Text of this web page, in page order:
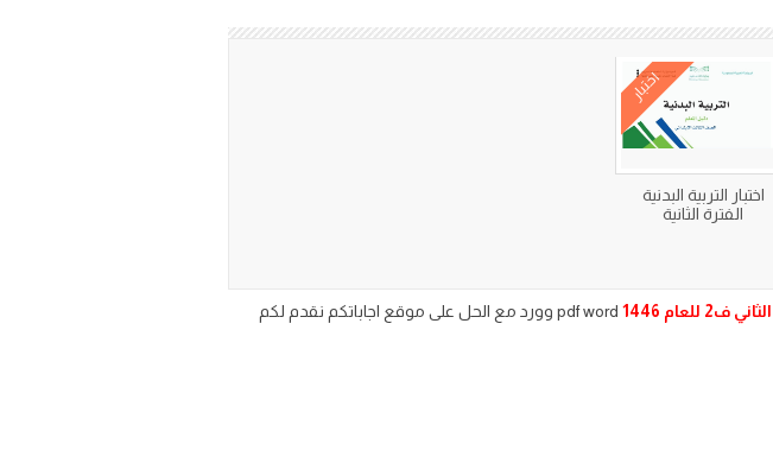
اختبار
اختبار التربية البدنية
الفترة الثانية
1446
pdf word وورد مع الحل على موقع اجاباتكم نقدم لكم